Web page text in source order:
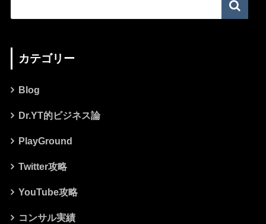
カテゴリー
Blog
Dr.YT的ビジネス論
PlayGround
Twitter攻略
YouTube攻略
コンサル実績